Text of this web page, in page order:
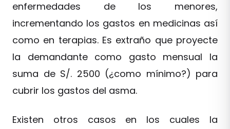
enfermedades de los menores,
incrementando los gastos en medicinas así
como en terapias. Es extraño que proyecte
la demandante como gasto mensual la
suma de S/. 2500 (¿como mínimo?) para
cubrir los gastos del asma.
Existen otros casos en los cuales la